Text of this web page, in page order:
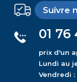
Suivre
01 76
prix d'un
Lundi au
Vendredi :